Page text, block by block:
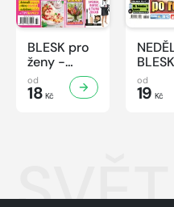
BLESK pro
ženy -
33/2026
od
18 Kč
32/
od
19 Kč